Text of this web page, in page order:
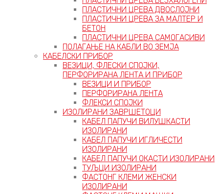
ПЛАСТИЧНИ ЦРЕВА ДВОСЛОЈНИ
ПЛАСТИЧНИ ЦРЕВА ЗА МАЛТЕР И
БЕТОН
ПЛАСТИЧНИ ЦРЕВА САМОГАСИВИ
ПОЛАГАЊЕ НА КАБЛИ ВО ЗЕМЈА
КАБЕЛСКИ ПРИБОР
ВЕЗИЦИ, ФЛЕСКИ СПОЈКИ,
ПЕРФОРИРАНА ЛЕНТА И ПРИБОР
ВЕЗИЦИ И ПРИБОР
ПЕРФОРИРАНА ЛЕНТА
ФЛЕКСИ СПОЈКИ
ИЗОЛИРАНИ ЗАВРШЕТОЦИ
КАБЕЛ ПАПУЧИ ВИЛУШКАСТИ
ИЗОЛИРАНИ
КАБЕЛ ПАПУЧИ ИГЛИЧЕСТИ
ИЗОЛИРАНИ
КАБЕЛ ПАПУЧИ ОКАСТИ ИЗОЛИРАНИ
ТУЉЦИ ИЗОЛИРАНИ
ФАСТОНГ КЛЕМИ ЖЕНСКИ
ИЗОЛИРАНИ